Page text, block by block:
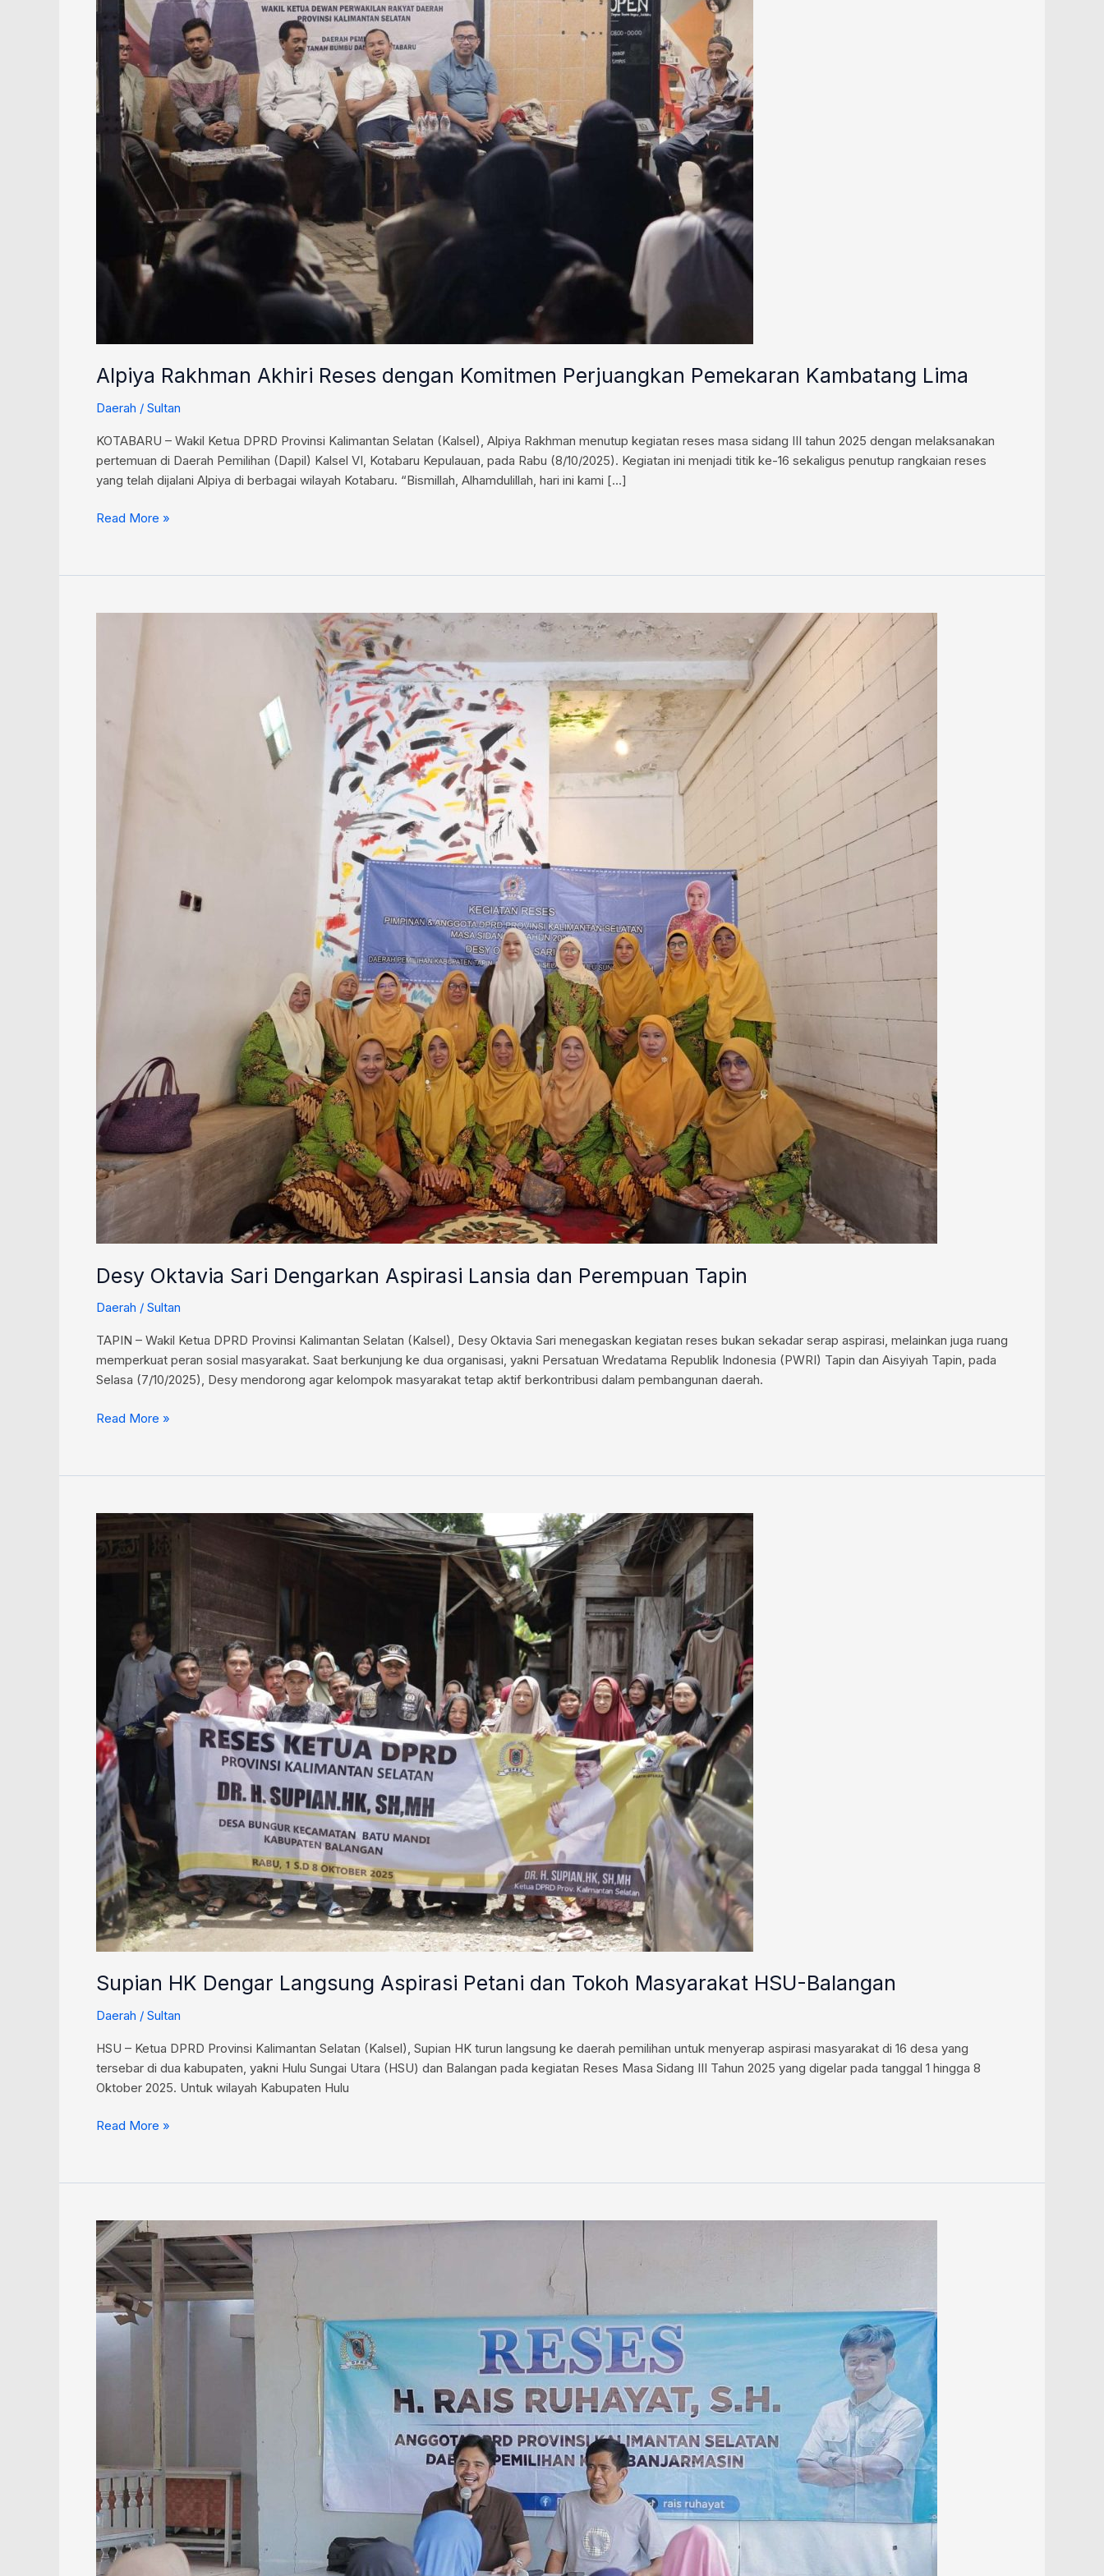
Alpiya Rakhman Akhiri Reses dengan Komitmen Perjuangkan Pemekaran Kambatang Lima
Daerah / Sultan
KOTABARU – Wakil Ketua DPRD Provinsi Kalimantan Selatan (Kalsel), Alpiya Rakhman menutup kegiatan reses masa sidang III tahun 2025 dengan melaksanakan
pertemuan di Daerah Pemilihan (Dapil) Kalsel VI, Kotabaru Kepulauan, pada Rabu (8/10/2025). Kegiatan ini menjadi titik ke-16 sekaligus penutup rangkaian reses
yang telah dijalani Alpiya di berbagai wilayah Kotabaru. “Bismillah, Alhamdulillah, hari ini kami […]
Komitmen
Perjuangkan
Pemekaran
Kambatang
Lima
Read More »
Desy Oktavia Sari Dengarkan Aspirasi Lansia dan Perempuan Tapin
Daerah / Sultan
TAPIN – Wakil Ketua DPRD Provinsi Kalimantan Selatan (Kalsel), Desy Oktavia Sari menegaskan kegiatan reses bukan sekadar serap aspirasi, melainkan juga ruang
memperkuat peran sosial masyarakat. Saat berkunjung ke dua organisasi, yakni Persatuan Wredatama Republik Indonesia (PWRI) Tapin dan Aisyiyah Tapin, pada
Selasa (7/10/2025), Desy mendorong agar kelompok masyarakat tetap aktif berkontribusi dalam pembangunan daerah.
Lansia
Read More »
Supian HK Dengar Langsung Aspirasi Petani dan Tokoh Masyarakat HSU-Balangan
Daerah / Sultan
HSU – Ketua DPRD Provinsi Kalimantan Selatan (Kalsel), Supian HK turun langsung ke daerah pemilihan untuk menyerap aspirasi masyarakat di 16 desa yang
tersebar di dua kabupaten, yakni Hulu Sungai Utara (HSU) dan Balangan pada kegiatan Reses Masa Sidang III Tahun 2025 yang digelar pada tanggal 1 hingga 8
Oktober 2025. Untuk wilayah Kabupaten Hulu
Supian
HK
Dengar
Tokoh
Masyarakat
HSU-
Balangan
Read More »
Reses,
Rais
Ruhayat
Tampung
Aspirasi
Soal
Infrastruktur